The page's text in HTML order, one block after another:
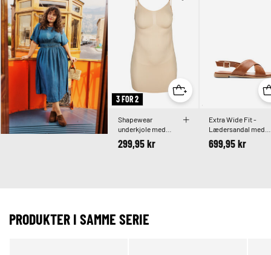
3 FOR 2
Shapewear
underkjole med
tynde stropper
299,95 kr
Extra Wide Fit -
Lædersandal med
krydsremme
699,95 kr
PRODUKTER I SAMME SERIE